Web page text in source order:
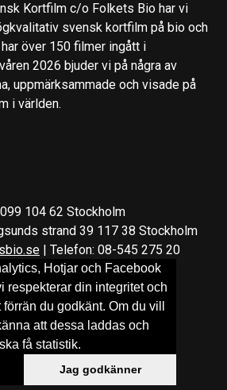
Hotjar och Facebook
respekterar din integritet och
du godkänt. Om du vill
att dessa laddas och
få statistik.
Jag godkänner
Kortfilm c/o Folkets Bio har vi
svensk kortfilm på bio och
över 150 filmer ingått i
2026 bjuder vi på några av
uppmärksammade och visade på
i världen.
104 62 Stockholm
strand 39 117 38 Stockholm
| Telefon: 08-545 275 20
&Instagram